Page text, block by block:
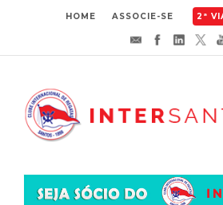
HOME ASSOCIE-SE 2ª